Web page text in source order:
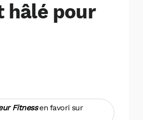
hâlé pour
Fitnessen favori sur